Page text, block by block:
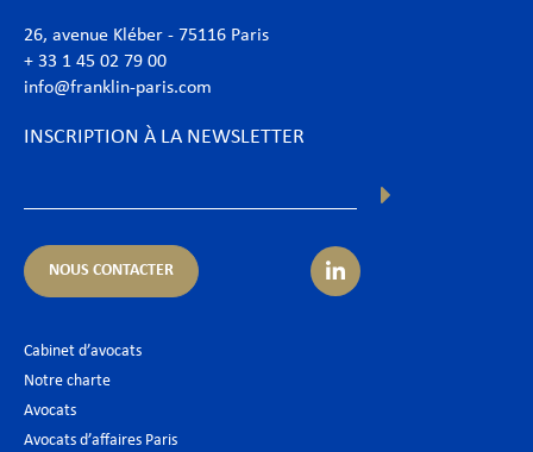
26, avenue Kléber - 75116 Paris
+ 33 1 45 02 79 00
info@franklin-paris.com
INSCRIPTION À LA NEWSLETTER
NOUS CONTACTER
Cabinet d’avocats
Notre charte
Avocats
Avocats d’affaires Paris